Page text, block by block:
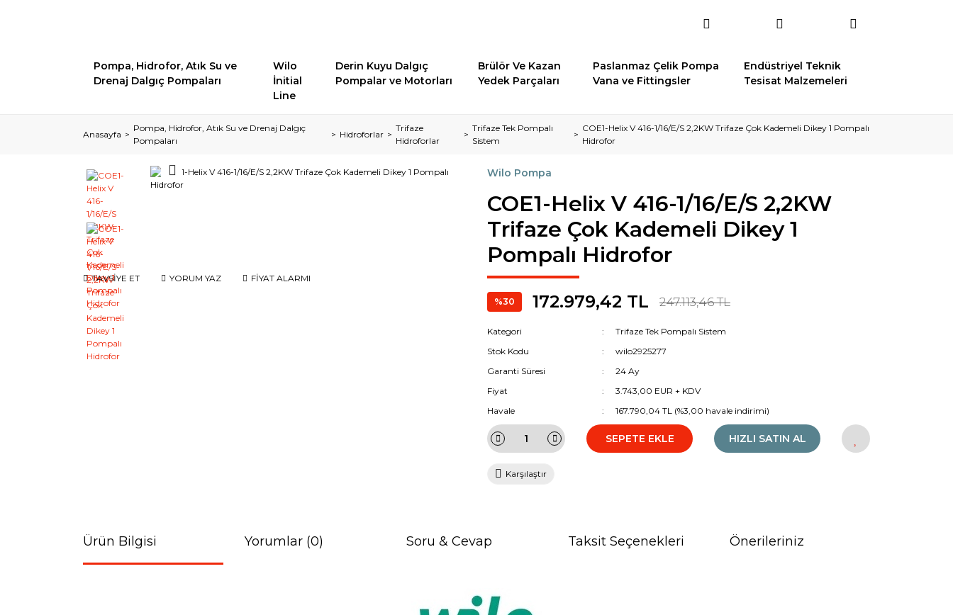
Pompa, Hidrofor, Atık Su ve
Drenaj Dalgıç Pompaları
Wilo
İnitial
Line
Derin Kuyu Dalgıç
Pompalar ve Motorları
Brülör Ve Kazan
Yedek Parçaları
Paslanmaz Çelik Pompa
Vana ve Fittingsler
Endüstriyel Teknik
Tesisat Malzemeleri
Anasayfa
Pompa, Hidrofor, Atık Su ve Drenaj Dalgıç
Pompaları
Hidroforlar
Trifaze
Hidroforlar
Trifaze Tek Pompalı
Sistem
COE1-Helix V 416-1/16/E/S 2,2KW Trifaze Çok Kademeli Dikey 1 Pompalı
Hidrofor
TAVSİYE ET YORUM YAZ FİYAT ALARMI
Wilo Pompa
COE1-Helix V 416-1/16/E/S 2,2KW
Trifaze Çok Kademeli Dikey 1
Pompalı Hidrofor
%30 172.979,42 TL 247.113,46 TL
Kategori
Trifaze Tek Pompalı Sistem
Stok Kodu
wilo2925277
Garanti Süresi
24 Ay
Fiyat
3.743,00 EUR + KDV
Havale
167.790,04 TL (%3,00 havale indirimi)
SEPETE EKLE HIZLI SATIN AL
Karşılaştır
Ürün Bilgisi Yorumlar (0) Soru & Cevap Taksit Seçenekleri Önerileriniz